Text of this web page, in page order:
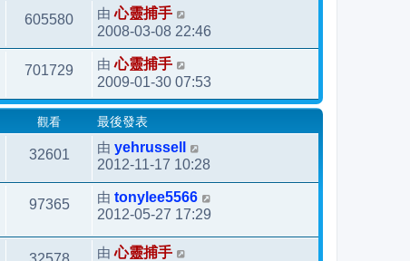
605580 由心靈捕手
2008-03-08 22:46
701729 由心靈捕手
2009-01-30 07:53
觀看 最後發表
32601 由 yehrussell
2012-11-17 10:28
97365 由 tonylee5566
2012-05-27 17:29
由心靈捕手